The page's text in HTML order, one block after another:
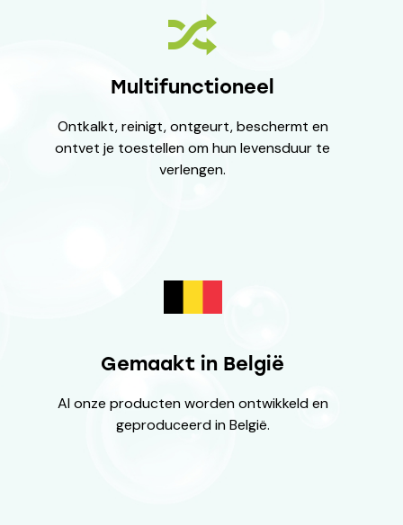
Multifunctioneel
Ontkalkt, reinigt, ontgeurt, beschermt en
ontvet je toestellen om hun levensduur te
verlengen.
Gemaakt in België
Al onze producten worden ontwikkeld en
geproduceerd in België.